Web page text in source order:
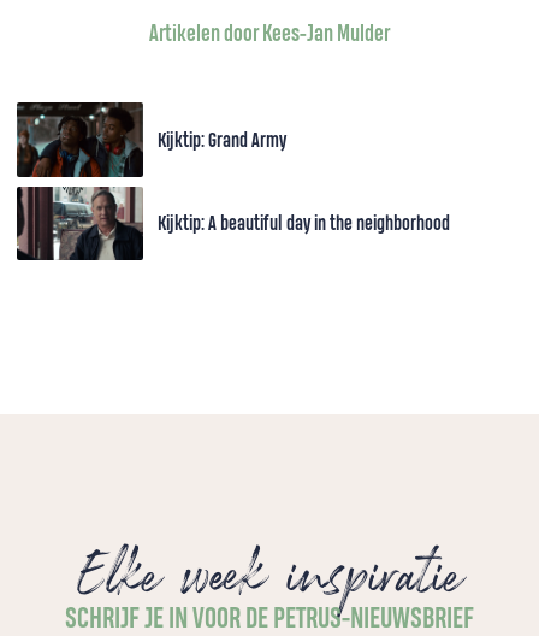
Artikelen door Kees-Jan Mulder
Kijktip: Grand Army
Kijktip: A beautiful day in the neighborhood
Elke week inspiratie
SCHRIJF JE IN VOOR DE PETRUS-NIEUWSBRIEF